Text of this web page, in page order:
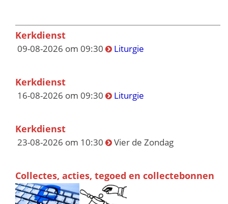
Kerkdienst
09-08-2026 om 09:30 Liturgie
Kerkdienst
16-08-2026 om 09:30 Liturgie
Kerkdienst
23-08-2026 om 10:30 Vier de Zondag
Collectes, acties, tegoed en collectebonnen